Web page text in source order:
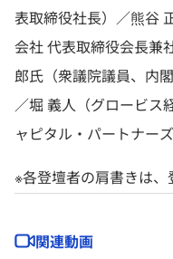
表取締役社長）／熊谷
会社 代表取締役会長兼
郎氏（衆議院議員、内
／堀 義人（グロービス
ャピタル・パートナー
※各登壇者の肩書きは
関連動画